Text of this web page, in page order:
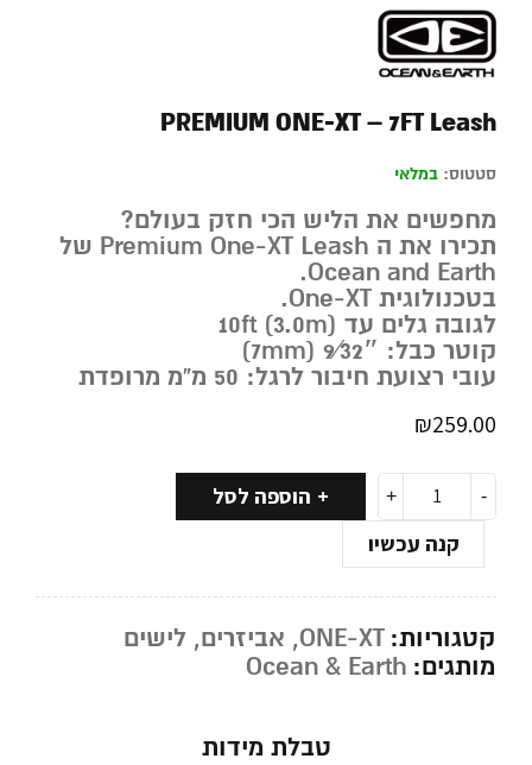
PREMIUM ONE-XT – 7FT Leash
סטטוס: במלאי
מחפשים את הליש הכי חזק בעולם?
תכירו את ה Premium One-XT Leash של
Ocean and Earth.
בטכנולוגית One-XT.
לגובה גלים עד 10ft (3.0m)
קוטר כבל: 9⁄32″ (7mm)
עובי רצועת חיבור לרגל: 50 מ”מ מרופדת
₪259.00
הוספה לסל
קנה עכשיו
קטגוריות: ONE-XT
, אביזרים, לישים
מותגים: Ocean & Earth
טבלת מידות